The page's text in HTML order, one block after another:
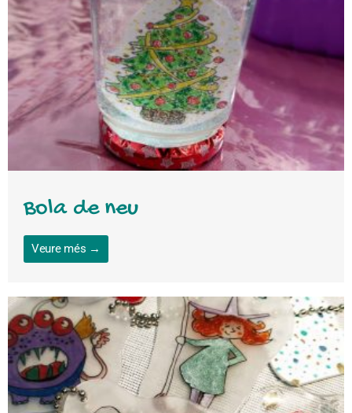
Bola de neu
Veure més →